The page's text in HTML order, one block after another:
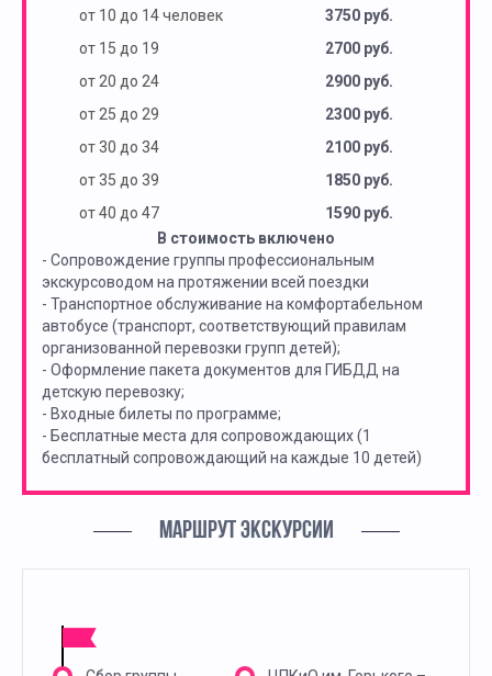
от 10 до 14 человек
3750 руб.
от 15 до 19
2700 руб.
от 20 до 24
2900 руб.
от 25 до 29
2300 руб.
от 30 до 34
2100 руб.
от 35 до 39
1850 руб.
от 40 до 47
1590 руб.
В стоимость включено
- Сопровождение группы профессиональным
экскурсоводом на протяжении всей поездки
- Транспортное обслуживание на комфортабельном
автобусе (транспорт, соответствующий правилам
организованной перевозки групп детей);
- Оформление пакета документов для ГИБДД на
детскую перевозку;
- Входные билеты по программе;
- Бесплатные места для сопровождающих (1
бесплатный сопровождающий на каждые 10 детей)
МАРШРУТ ЭКСКУРСИИ